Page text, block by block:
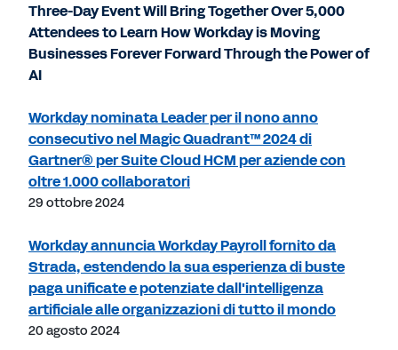
Three-Day Event Will Bring Together Over 5,000
Attendees to Learn How Workday is Moving
Businesses Forever Forward Through the Power of
AI
Workday nominata Leader per il nono anno
consecutivo nel Magic Quadrant™ 2024 di
Gartner® per Suite Cloud HCM per aziende con
oltre 1.000 collaboratori
29 ottobre 2024
Workday annuncia Workday Payroll fornito da
Strada, estendendo la sua esperienza di buste
paga unificate e potenziate dall'intelligenza
artificiale alle organizzazioni di tutto il mondo
20 agosto 2024